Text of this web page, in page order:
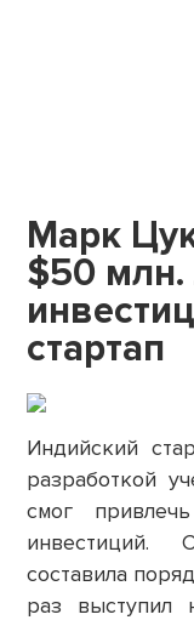
Марк
$50
стартап
Индийский
разработкой
смог
инвестиций.
составила
раз